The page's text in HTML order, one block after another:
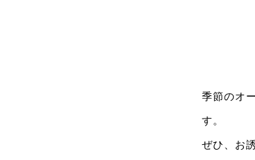
季節のオ
す。
ぜひ、お